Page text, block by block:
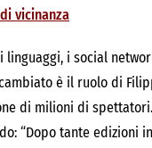
vicinanza
i social
è il ruolo di
di milioni di
“Dopo tante edizioni